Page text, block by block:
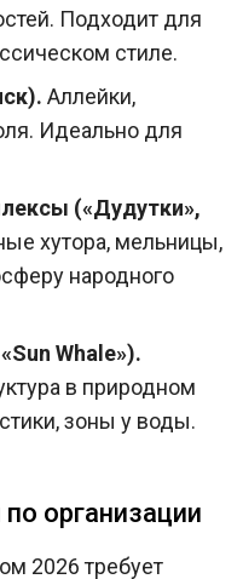
Подходит для
стиле.
Аллейки,
Идеально для
(«Дудутки»,
хутора, мельницы,
народного
Whale»).
в природном
зоны у воды.
организации
2026 требует